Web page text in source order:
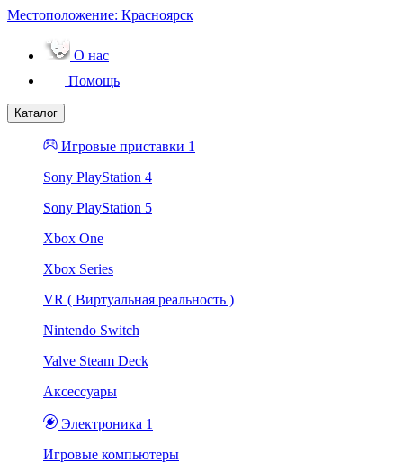
Местоположение: Красноярск
О нас
Помощь
Каталог
Игровые приставки 1
Sony PlayStation 4
Sony PlayStation 5
Xbox One
Xbox Series
VR ( Виртуальная реальность )
Nintendo Switch
Valve Steam Deck
Аксессуары
Электроника 1
Игровые компьютеры